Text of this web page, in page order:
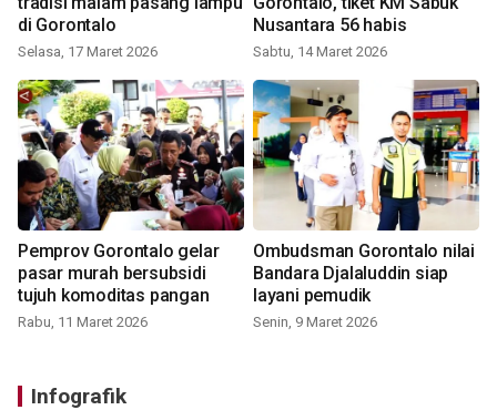
di Gorontalo
Selasa, 17 Maret 2026
Nusantara 56 habis
Sabtu, 14 Maret 2026
Pemprov Gorontalo gelar
pasar murah bersubsidi
tujuh komoditas pangan
Rabu, 11 Maret 2026
Ombudsman Gorontalo nilai
Bandara Djalaluddin siap
layani pemudik
Senin, 9 Maret 2026
Infografik